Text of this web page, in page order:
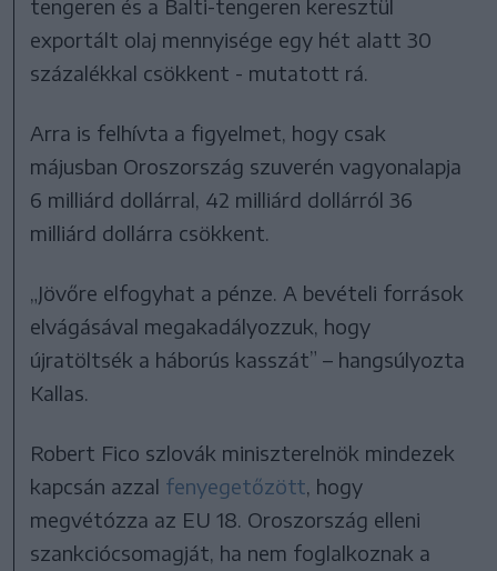
tengeren és a Balti-tengeren keresztül
exportált olaj mennyisége egy hét alatt 30
százalékkal csökkent - mutatott rá.
Arra is felhívta a figyelmet, hogy csak
májusban Oroszország szuverén vagyonalapja
6 milliárd dollárral, 42 milliárd dollárról 36
milliárd dollárra csökkent.
„Jövőre elfogyhat a pénze. A bevételi források
elvágásával megakadályozzuk, hogy
újratöltsék a háborús kasszát” – hangsúlyozta
Kallas.
Robert Fico szlovák miniszterelnök mindezek
kapcsán azzal fenyegetőzött, hogy
megvétózza az EU 18. Oroszország elleni
szankciócsomagját, ha nem foglalkoznak a